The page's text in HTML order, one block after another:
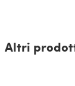
Altri